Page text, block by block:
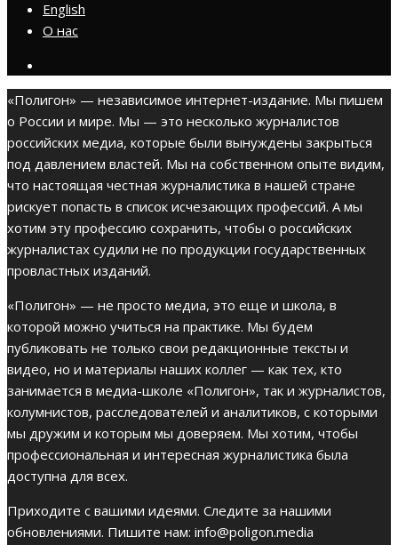
English
О нас
«Полигон» — независимое интернет-издание. Мы пишем
о России и мире. Мы — это несколько журналистов
российских медиа, которые были вынуждены закрыться
под давлением властей. Мы на собственном опыте видим,
что настоящая честная журналистика в нашей стране
рискует попасть в список исчезающих профессий. А мы
хотим эту профессию сохранить, чтобы о российских
журналистах судили не по продукции государственных
провластных изданий.
«Полигон» — не просто медиа, это еще и школа, в
которой можно учиться на практике. Мы будем
публиковать не только свои редакционные тексты и
видео, но и материалы наших коллег — как тех, кто
занимается в медиа-школе «Полигон», так и журналистов,
колумнистов, расследователей и аналитиков, с которыми
мы дружим и которым мы доверяем. Мы хотим, чтобы
профессиональная и интересная журналистика была
доступна для всех.
Приходите с вашими идеями. Следите за нашими
обновлениями. Пишите нам: info@poligon.media